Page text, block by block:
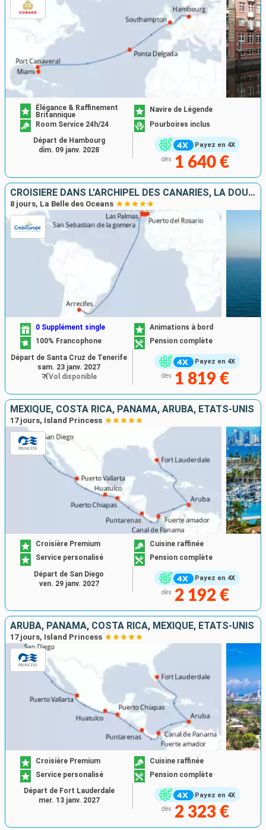
Payez en 4X
Élégance & Raffinement
Britannique
Navire de Légende
Room Service 24h/24
Pourboires inclus
dès 1 640 €
Départ de Hambourg
dim. 09 janv. 2028
CROISIÈRE DANS L'ARCHIPEL DES CANARIES, LA DOUCEUR D'UN ÉTERNEL PRINTEMPS
8 jours, La Belle des Oceans
Payez en 4X
0 Supplément single
Animations à bord
100% Francophone
Pension complète
dès 1 819 €
Départ de Santa Cruz de Tenerife
sam. 23 janv. 2027
Vol disponible
MEXIQUE, COSTA RICA, PANAMA, ARUBA, ÉTATS-UNIS
17 jours, Island Princess
Payez en 4X
Croisière Premium
Cuisine raffinée
Service personalisé
Pension complète
dès 2 192 €
Départ de San Diego
ven. 29 janv. 2027
ARUBA, PANAMA, COSTA RICA, MEXIQUE, ÉTATS-UNIS
17 jours, Island Princess
Payez en 4X
Croisière Premium
Cuisine raffinée
Service personalisé
Pension complète
dès 2 323 €
Départ de Fort Lauderdale
mer. 13 janv. 2027